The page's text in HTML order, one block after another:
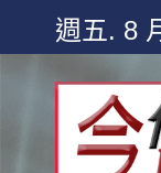
content
週五. 8